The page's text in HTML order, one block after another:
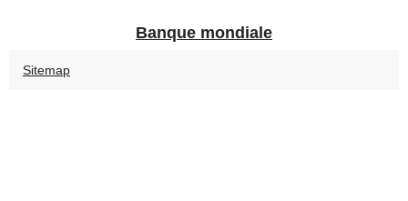
Banque mondiale
Sitemap